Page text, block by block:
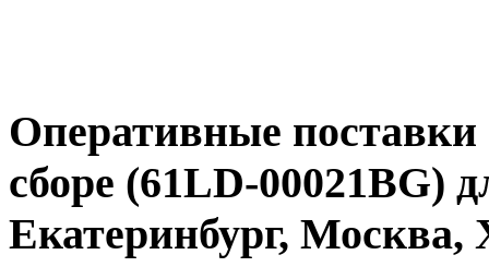
Оперативные
сборе (61LD-00021BG)
Екатеринбург,